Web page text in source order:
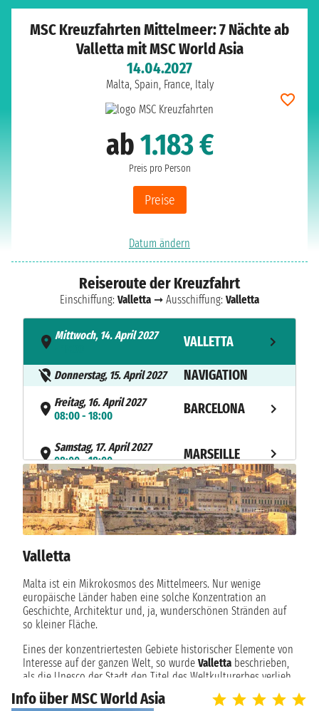
MSC Kreuzfahrten Mittelmeer: 7 Nächte ab
Valletta mit MSC World Asia
14.04.2027
Malta, Spain, France, Italy
ab1.183 €
Preis pro Person
Preise
Datum ändern
Reiseroute der Kreuzfahrt
Einschiffung: Valletta ➞ Ausschiffung: Valletta
Mittwoch, 14. April 2027
VALLETTA
Donnerstag, 15. April 2027 NAVIGATION
Freitag, 16. April 2027
08:00 - 18:00
BARCELONA
Samstag, 17. April 2027
08:00 - 18:00
MARSEILLE
Sonntag, 18. April 2027
08:00 - 16:00
GENOA
Montag, 19. April 2027
13:00 - 20:00
Dienstag, 20. April 2027
09:00 - 19:00
MESSINA
Mittwoch, 21. April 2027
08:00
Valletta
Malta ist ein Mikrokosmos des Mittelmeers. Nur wenige
europäische Länder haben eine solche Konzentration an
Geschichte, Architektur und, ja, wunderschönen Stränden auf
so kleiner Fläche.
Eines der konzentriertesten Gebiete historischer Elemente von
Interesse auf der ganzen Welt, so wurde Valletta beschrieben,
als die Unesco der Stadt den Titel des Weltkulturerbes verlieh,
die Stadt ist daher ein Garant für Kunstliebhaber und
sicherlich bekannt für seine massiven Befestigungen und
Info über MSC World Asia